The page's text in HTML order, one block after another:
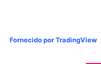
interesse crescente dos
Fornecido por TradingView